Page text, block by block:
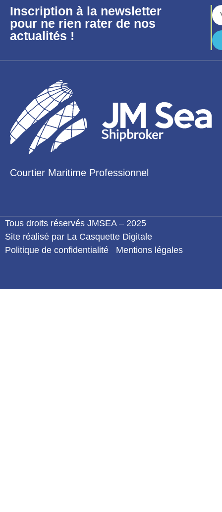
Inscription à la newsletter
pour ne rien rater de nos
actualités !
Courtier Maritime Professionnel
Tous droits réservés JMSEA – 2025
Site réalisé par La Casquette Digitale
Politique de confidentialité
Mentions légales